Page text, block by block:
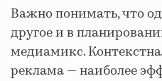
Важно понимать, что
другое и в
медиамикс.
реклама — наиболее